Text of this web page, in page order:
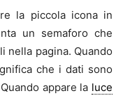
la piccola icona in
un semaforo che
pagina. Quando
che i dati sono
appare la luce